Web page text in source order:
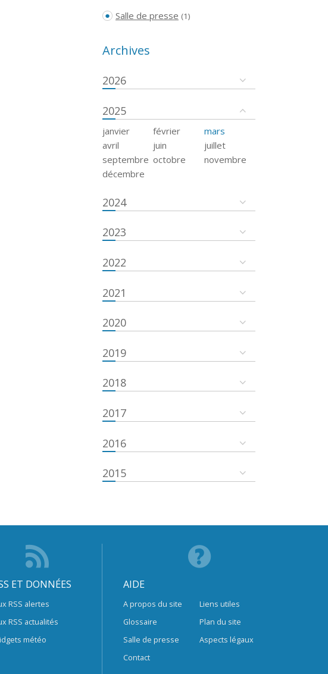
Salle de presse (1)
Archives
2026
2025
janvier février
mars
avril
juin
juillet
septembre octobre
novembre
décembre
2024
2023
2022
2021
2020
2019
2018
2017
2016
2015
ET DONNÉES
RSS alertes
RSS actualités
météo
AIDE
A propos du site
Glossaire
Salle de presse
Contact
Liens utiles
Plan du site
Aspects légaux